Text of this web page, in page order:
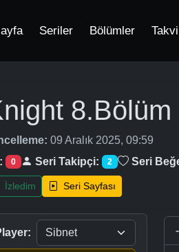
Seriler Bölümler
8.Bölüm
09 Aralık 2025, 09:59
0 Seri Takipçi: 2 Seri
İzledim Seri Sayfası